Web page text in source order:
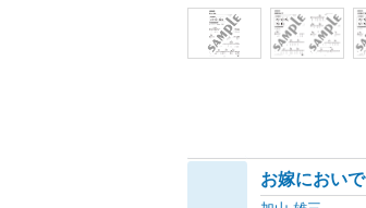
お嫁においで